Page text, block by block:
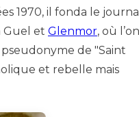
1970, il fonda le
Guel et Glenmor, où l’on
de "Saint
et rebelle mais